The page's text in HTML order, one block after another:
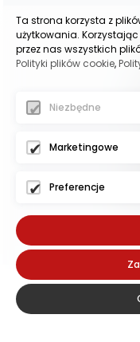
Ta strona korzysta z
użytkowania.
przez nas wszystkich
Polityki plików cookie,
Niezbędne
Marketingowe
Preferencje